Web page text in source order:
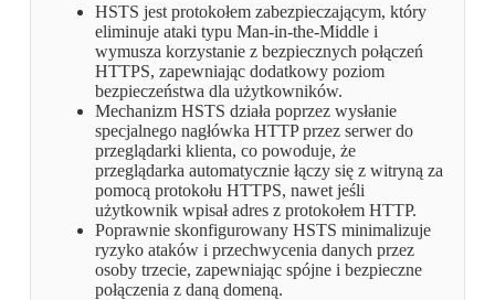
HSTS jest protokołem zabezpieczającym, który
eliminuje ataki typu Man-in-the-Middle i
wymusza korzystanie z bezpiecznych połączeń
HTTPS, zapewniając dodatkowy poziom
bezpieczeństwa dla użytkowników.
Mechanizm HSTS działa poprzez wysłanie
specjalnego nagłówka HTTP przez serwer do
przeglądarki klienta, co powoduje, że
przeglądarka automatycznie łączy się z witryną za
pomocą protokołu HTTPS, nawet jeśli
użytkownik wpisał adres z protokołem HTTP.
Poprawnie skonfigurowany HSTS minimalizuje
ryzyko ataków i przechwycenia danych przez
osoby trzecie, zapewniając spójne i bezpieczne
połączenia z daną domeną.